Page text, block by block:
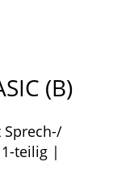
(B)
Sprech-/
teilig |